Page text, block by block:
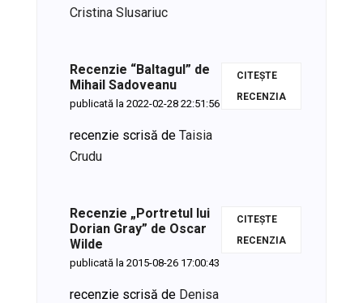
Cristina Slusariuc
Recenzie “Baltagul” de
Mihail Sadoveanu
publicată la 2022-02-28 22:51:56
recenzie scrisă de Taisia
Crudu
CITEȘTE
RECENZIA
Recenzie „Portretul lui
Dorian Gray” de Oscar
Wilde
publicată la 2015-08-26 17:00:43
recenzie scrisă de Denisa
CITEȘTE
RECENZIA